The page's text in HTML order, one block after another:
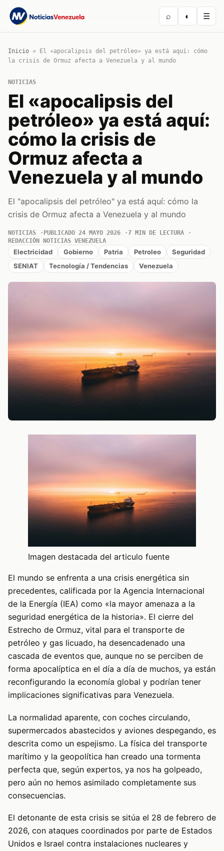
⌕ ◐ ☰
Inicio »
El «apocalipsis del petróleo» ya está aquí: cómo
la crisis de Ormuz afecta a Venezuela y al mundo
NOTICIAS
El «apocalipsis del
petróleo» ya está aquí:
cómo la crisis de
Ormuz afecta a
Venezuela y al mundo
El "apocalipsis del petróleo" ya está aquí: cómo la
crisis de Ormuz afecta a Venezuela y al mundo
NOTICIAS PUBLICADO 24 MAYO 2026
7 MIN DE LECTURA
REDACCIÓN NOTICIAS VENEZUELA
Electricidad Gobierno Patria Petroleo
Seguridad
SENIAT
Tecnología / Tendencias Venezuela
Imagen destacada del articulo fuente
El mundo se enfrenta a una crisis energética sin
precedentes, calificada por la Agencia Internacional
de la Energía (IEA) como «la mayor amenaza a la
seguridad energética de la historia». El cierre del
Estrecho de Ormuz, vital para el transporte de
petróleo y gas licuado, ha desencadenado una
cascada de eventos que, aunque no se perciben de
forma apocalíptica en el día a día de muchos, ya están
reconfigurando la economía global y podrían tener
implicaciones significativas para Venezuela.
La normalidad aparente, con coches circulando,
supermercados abastecidos y aviones despegando, es
descrita como un espejismo. La física del transporte
marítimo y la geopolítica han creado una tormenta
perfecta que, según expertos, ya nos ha golpeado,
pero aún no hemos asimilado completamente sus
consecuencias.
El detonante de esta crisis se sitúa el 28 de febrero de
2026, con ataques coordinados por parte de Estados
Unidos e Israel contra instalaciones nucleares y